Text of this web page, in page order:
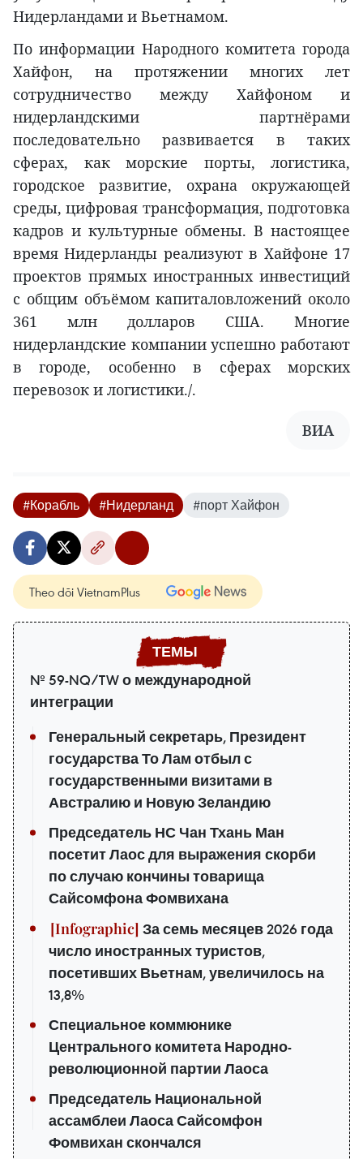
Нидерландами и Вьетнамом.
По информации Народного комитета города
Хайфон, на протяжении многих лет
сотрудничество между Хайфоном и
нидерландскими партнёрами
последовательно развивается в таких
сферах, как морские порты, логистика,
городское развитие, охрана окружающей
среды, цифровая трансформация, подготовка
кадров и культурные обмены. В настоящее
время Нидерланды реализуют в Хайфоне 17
проектов прямых иностранных инвестиций
с общим объёмом капиталовложений около
361 млн долларов США. Многие
нидерландские компании успешно работают
в городе, особенно в сферах морских
перевозок и логистики./.
ВИA
#Корабль #Нидерланд #порт Хайфон
Theo dõi VietnamPlus
№ 59-NQ/TW о международной
интеграции
Генеральный секретарь, Президент
государства То Лам отбыл с
государственными визитами в
Австралию и Новую Зеландию
Председатель НС Чан Тхань Ман
посетит Лаос для выражения скорби
по случаю кончины товарища
Сайсомфона Фомвихана
За семь месяцев 2026 года
число иностранных туристов,
посетивших Вьетнам, увеличилось на
13,8%
Специальное коммюнике
Центрального комитета Народно-
революционной партии Лаоса
Председатель Национальной
ассамблеи Лаоса Сайсомфон
Фомвихан скончался